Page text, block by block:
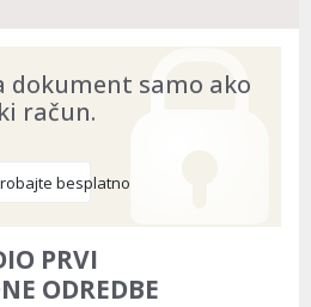
dokument samo ako
račun.
besplatno
PRVI
ODREDBE